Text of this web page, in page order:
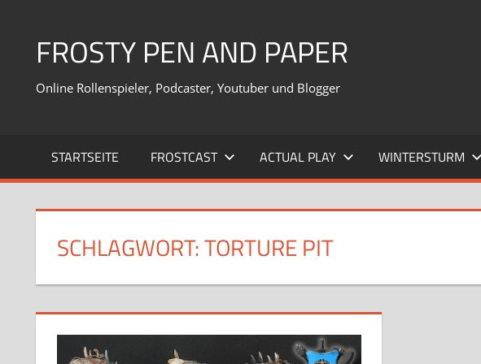
springenFROSTY PEN AND PAPER
Online Rollenspieler, Podcaster, Youtuber und Blogger
STARTSEITE FROSTCAST ACTUAL PLAY WINTERSTURM
SCHLAGWORT:TORTURE PIT